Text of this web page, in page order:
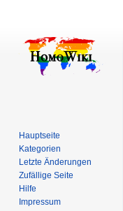
Hauptseite
Kategorien
Letzte Änderungen
Zufällige Seite
Hilfe
Impressum